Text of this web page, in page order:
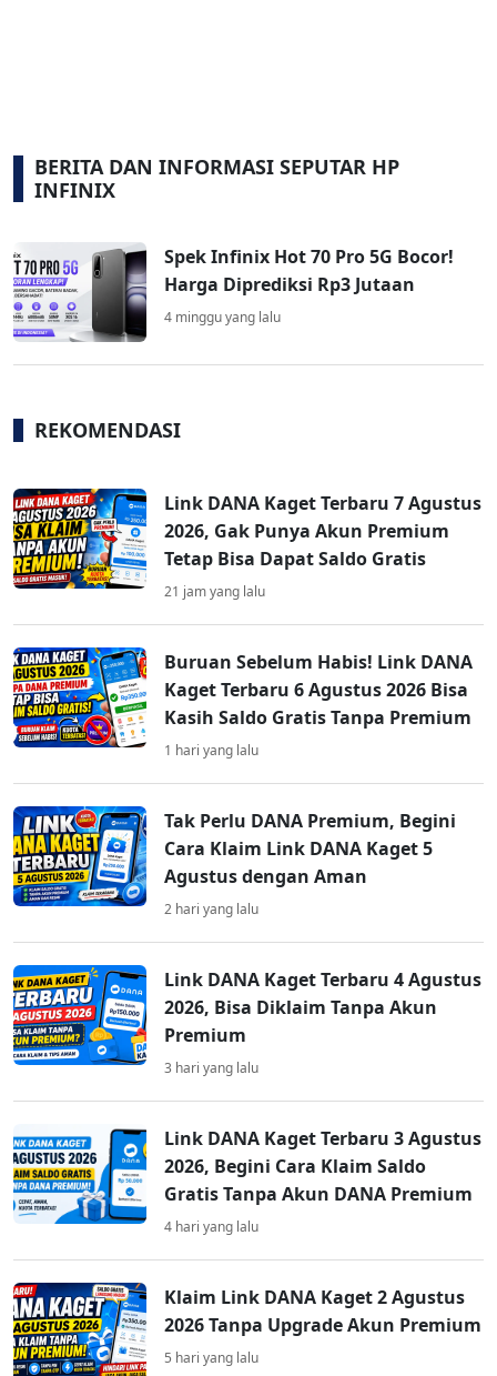
BERITA DAN INFORMASI SEPUTAR HP
INFINIX
Spek Infinix Hot 70 Pro 5G Bocor!
Harga Diprediksi Rp3 Jutaan
4 minggu yang lalu
REKOMENDASI
Link DANA Kaget Terbaru 7 Agustus
2026, Gak Punya Akun Premium
Tetap Bisa Dapat Saldo Gratis
21 jam yang lalu
Buruan Sebelum Habis! Link DANA
Kaget Terbaru 6 Agustus 2026 Bisa
Kasih Saldo Gratis Tanpa Premium
1 hari yang lalu
Tak Perlu DANA Premium, Begini
Cara Klaim Link DANA Kaget 5
Agustus dengan Aman
2 hari yang lalu
Link DANA Kaget Terbaru 4 Agustus
2026, Bisa Diklaim Tanpa Akun
Premium
3 hari yang lalu
Link DANA Kaget Terbaru 3 Agustus
2026, Begini Cara Klaim Saldo
Gratis Tanpa Akun DANA Premium
4 hari yang lalu
Klaim Link DANA Kaget 2 Agustus
2026 Tanpa Upgrade Akun Premium
5 hari yang lalu